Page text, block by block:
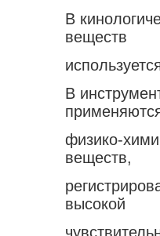
В
веществ
В
физико-
веществ,
высокой